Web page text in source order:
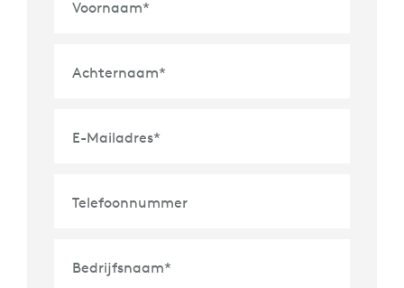
Voornaam*
Achternaam*
E-Mailadres*
Telefoonnummer
Bedrijfsnaam*